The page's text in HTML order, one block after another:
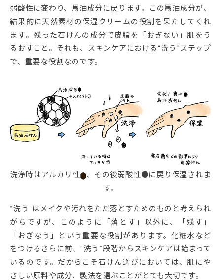
弱酸性に変わり、馬油成分に戻ります。この馬油成分が、
結果的に天然素材の保湿クリームの役割を果たしてくれ
ます。残った石けんの成分で皮脂を「おぎない」肌をう
るおすこと。それも、スキンケアにおける“洗う”ステップ
で、重要な役割なのです。
洗浄時はアルカリ性
、その後弱酸性●に戻り保湿されま
す。
“洗う”はメイクや汚れをただ落とすためのものと考えられ
がちですが、このように「落とす」以外に、「残す」
「おぎなう」という重要な役割があります。化粧水など
をつけるさらに前、“洗う”段階からスキンケアは始まって
いるのです。だからこそ石けん選びにおいては、肌にや
さしい原料や成分、製法を選ぶことがとても大切です。